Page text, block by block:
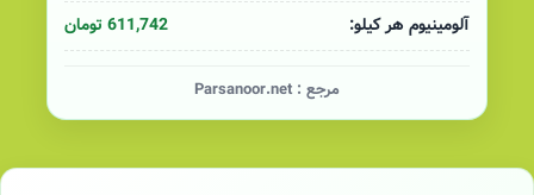
آلومینیوم هر کیلو:
611,742 تومان
مرجع : Parsanoor.net